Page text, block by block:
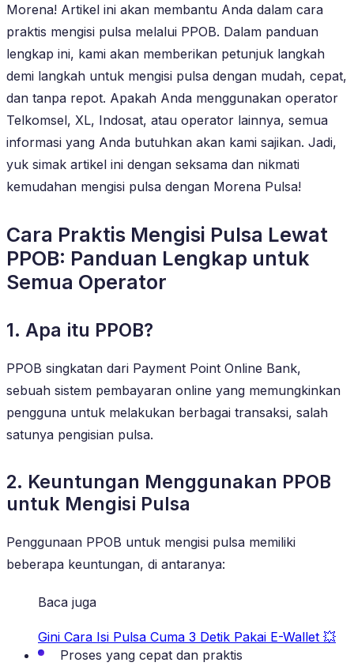
Morena! Artikel ini akan membantu Anda dalam cara
praktis mengisi pulsa melalui PPOB. Dalam panduan
lengkap ini, kami akan memberikan petunjuk langkah
demi langkah untuk mengisi pulsa dengan mudah, cepat,
dan tanpa repot. Apakah Anda menggunakan operator
Telkomsel, XL, Indosat, atau operator lainnya, semua
informasi yang Anda butuhkan akan kami sajikan. Jadi,
yuk simak artikel ini dengan seksama dan nikmati
kemudahan mengisi pulsa dengan Morena Pulsa!
Cara Praktis Mengisi Pulsa Lewat
PPOB: Panduan Lengkap untuk
Semua Operator
1. Apa itu PPOB?
PPOB singkatan dari Payment Point Online Bank,
sebuah sistem pembayaran online yang memungkinkan
pengguna untuk melakukan berbagai transaksi, salah
satunya pengisian pulsa.
2. Keuntungan Menggunakan PPOB
untuk Mengisi Pulsa
Penggunaan PPOB untuk mengisi pulsa memiliki
beberapa keuntungan, di antaranya:
Baca juga
Gini Cara Isi Pulsa Cuma 3 Detik Pakai E-Wallet 💥
Proses yang cepat dan praktis